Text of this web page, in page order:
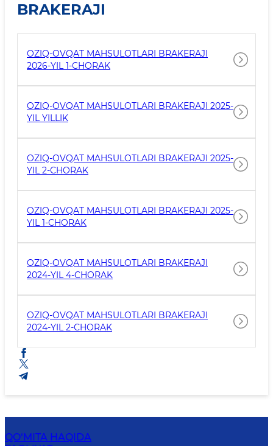
BRAKERAJI
OZIQ-OVQAT MAHSULOTLARI BRAKERAJI
2026-YIL 1-CHORAK
OZIQ-OVQAT MAHSULOTLARI BRAKERAJI 2025-
YIL YILLIK
OZIQ-OVQAT MAHSULOTLARI BRAKERAJI 2025-
YIL 2-CHORAK
OZIQ-OVQAT MAHSULOTLARI BRAKERAJI 2025-
YIL 1-CHORAK
OZIQ-OVQAT MAHSULOTLARI BRAKERAJI
2024-YIL 4-CHORAK
OZIQ-OVQAT MAHSULOTLARI BRAKERAJI
2024-YIL 2-CHORAK
QO‘MITA HAQIDA